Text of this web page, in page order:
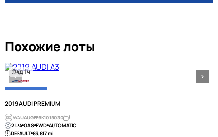
Похожие лоты
4д 1ч
2019 AUDI PREMIUM
WAUAUGFF6K1015030
2 L 4 GAS FWD AUTOMATIC
DEFAULT 83,817 mi